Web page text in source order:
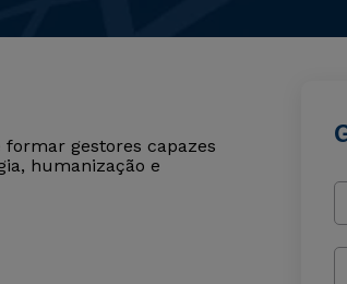
formar gestores capazes
humanização e